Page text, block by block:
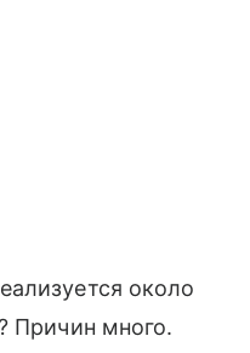
около
Причин много.